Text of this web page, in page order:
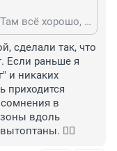
А что не так с парком Победы? Там всё хорошо, теперь вот и фонтан заработал...
сделали так, что
Если раньше я
и никаких
приходится
сомнения в
вдоль
☝🏼